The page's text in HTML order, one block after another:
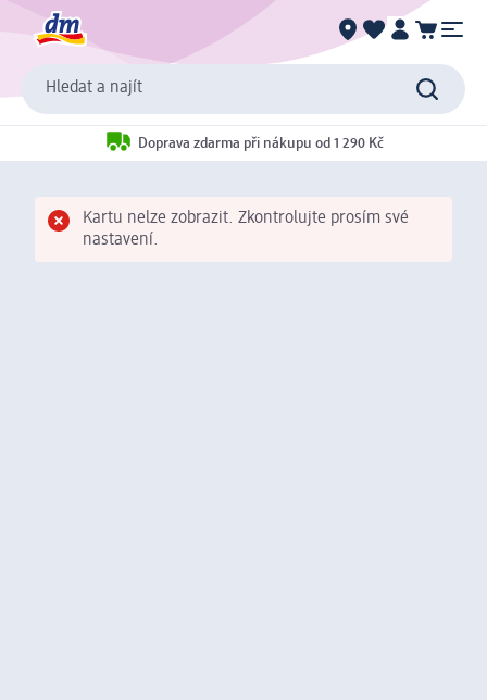
Hledat a najít
Doprava zdarma při nákupu od 1 290 Kč
Kartu nelze zobrazit. Zkontrolujte prosím své
nastavení.